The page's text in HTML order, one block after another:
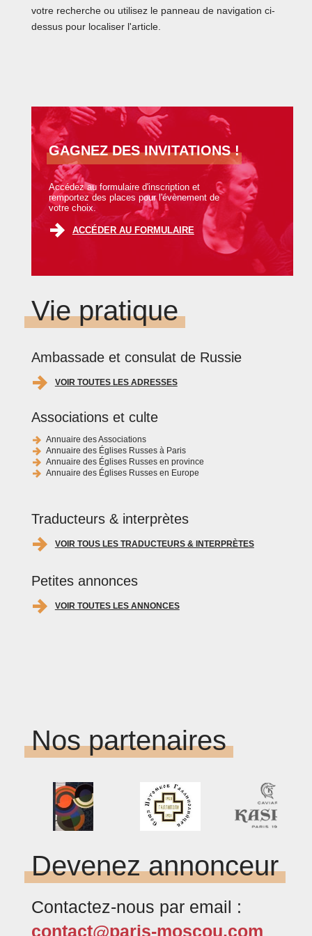
votre recherche ou utilisez le panneau de navigation ci-
dessus pour localiser l'article.
GAGNEZ DES INVITATIONS !
Accédez au formulaire d'inscription et
remportez des places pour l'évènement de
votre choix.
ACCÉDER AU FORMULAIRE
Vie pratique
Ambassade et consulat de Russie
VOIR TOUTES LES ADRESSES
Associations et culte
Annuaire des Associations
Annuaire des Églises Russes à Paris
Annuaire des Églises Russes en province
Annuaire des Églises Russes en Europe
Traducteurs & interprètes
VOIR TOUS LES TRADUCTEURS & INTERPRÈTES
Petites annonces
VOIR TOUTES LES ANNONCES
Nos partenaires
Devenez annonceur
Contactez-nous par email :
contact@paris-moscou.com